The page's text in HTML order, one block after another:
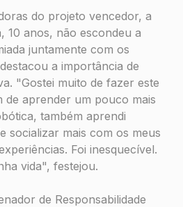
do projeto vencedor, a
10 anos, não escondeu a
juntamente com os
a importância de
"Gostei muito de fazer este
de aprender um pouco mais
também aprendi
socializar mais com os meus
Foi inesquecível.
vida", festejou.
de Responsabilidade